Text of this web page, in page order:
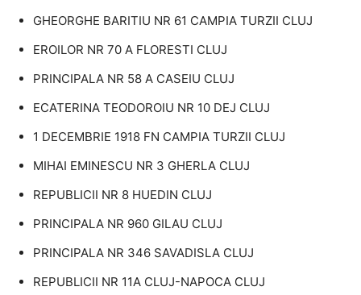
GHEORGHE BARITIU NR 61 CAMPIA TURZII CLUJ
EROILOR NR 70 A FLORESTI CLUJ
PRINCIPALA NR 58 A CASEIU CLUJ
ECATERINA TEODOROIU NR 10 DEJ CLUJ
1 DECEMBRIE 1918 FN CAMPIA TURZII CLUJ
MIHAI EMINESCU NR 3 GHERLA CLUJ
REPUBLICII NR 8 HUEDIN CLUJ
PRINCIPALA NR 960 GILAU CLUJ
PRINCIPALA NR 346 SAVADISLA CLUJ
REPUBLICII NR 11A CLUJ-NAPOCA CLUJ